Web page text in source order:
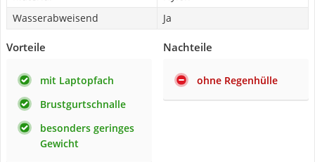
Wasserabweisend
Ja
Vorteile
mit Laptopfach
Brustgurtschnalle
besonders geringes
Gewicht
Nachteile
ohne Regenhülle